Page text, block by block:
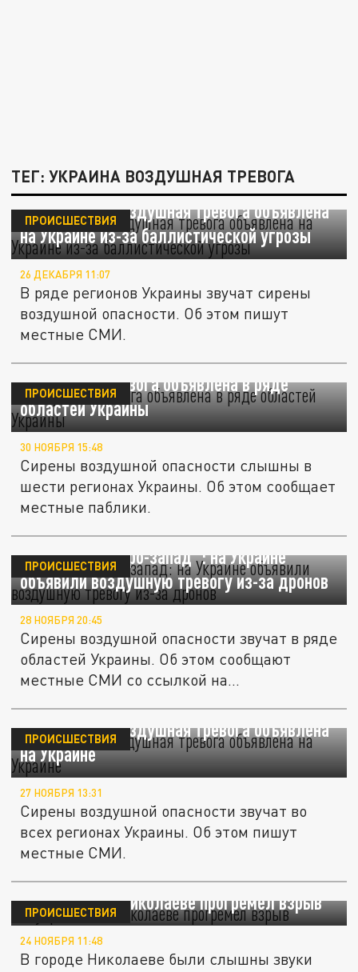
ТЕГ: УКРАИНА ВОЗДУШНАЯ ТРЕВОГА
Масштабная воздушная тревога объявлена
на Украине из-за баллистической угрозы
ПРОИСШЕСТВИЯ
26 ДЕКАБРЯ 11:07
В ряде регионов Украины звучат сирены
воздушной опасности. Об этом пишут
местные СМИ.
Воздушная тревога объявлена в ряде
областей Украины
ПРОИСШЕСТВИЯ
30 НОЯБРЯ 15:48
Сирены воздушной опасности слышны в
шести регионах Украины. Об этом сообщает
местные паблики.
"Летят на северо-запад": на Украине
объявили воздушную тревогу из-за дронов
ПРОИСШЕСТВИЯ
28 НОЯБРЯ 20:45
Сирены воздушной опасности звучат в ряде
областей Украины. Об этом сообщают
местные СМИ со ссылкой на...
Масштабная воздушная тревога объявлена
на Украине
ПРОИСШЕСТВИЯ
27 НОЯБРЯ 13:31
Сирены воздушной опасности звучат во
всех регионах Украины. Об этом пишут
местные СМИ.
В украинском Николаеве прогремел взрыв
ПРОИСШЕСТВИЯ
24 НОЯБРЯ 11:48
В городе Николаеве были слышны звуки